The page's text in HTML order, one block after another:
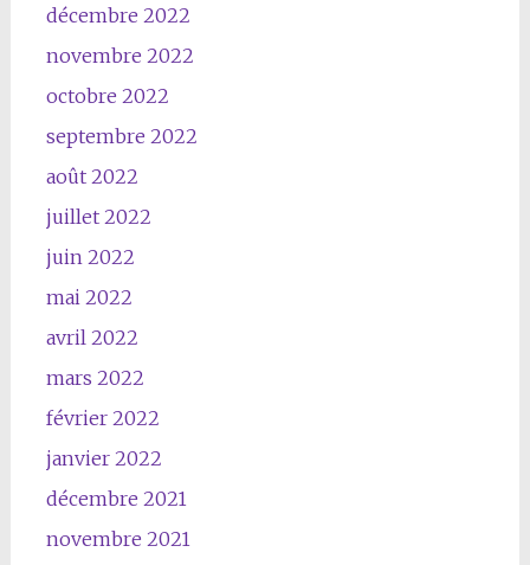
décembre 2022
novembre 2022
octobre 2022
septembre 2022
août 2022
juillet 2022
juin 2022
mai 2022
avril 2022
mars 2022
février 2022
janvier 2022
décembre 2021
novembre 2021